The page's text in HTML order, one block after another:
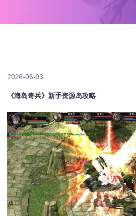
2026-06-03
《海岛奇兵》新手资源岛攻略